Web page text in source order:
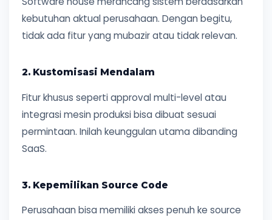
kebutuhan aktual perusahaan. Dengan begitu,
tidak ada fitur yang mubazir atau tidak relevan.
2. Kustomisasi Mendalam
Fitur khusus seperti approval multi-level atau
integrasi mesin produksi bisa dibuat sesuai
permintaan. Inilah keunggulan utama dibanding
SaaS.
3. Kepemilikan Source Code
Perusahaan bisa memiliki akses penuh ke source